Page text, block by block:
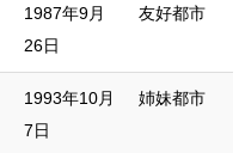
1987年9月
26日
友好都市
1993年10月
7日
姉妹都市